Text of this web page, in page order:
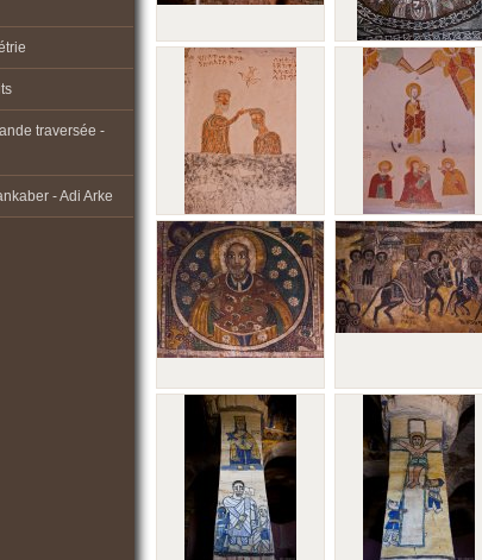
traversée -
- Adi Arke